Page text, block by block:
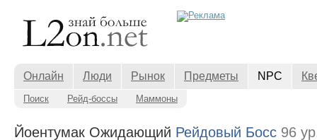
Онлайн Люди Рынок Предметы NPC
Поиск Рейд-боссы Маммоны
Йоентумак Ожидающий Рейдовый Босс 96